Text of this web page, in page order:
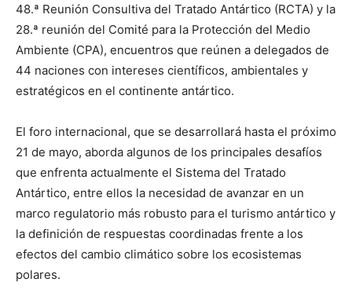
48.ª Reunión Consultiva del Tratado Antártico (RCTA) y la
28.ª reunión del Comité para la Protección del Medio
Ambiente (CPA), encuentros que reúnen a delegados de
44 naciones con intereses científicos, ambientales y
estratégicos en el continente antártico.
El foro internacional, que se desarrollará hasta el próximo
21 de mayo, aborda algunos de los principales desafíos
que enfrenta actualmente el Sistema del Tratado
Antártico, entre ellos la necesidad de avanzar en un
marco regulatorio más robusto para el turismo antártico y
la definición de respuestas coordinadas frente a los
efectos del cambio climático sobre los ecosistemas
polares.